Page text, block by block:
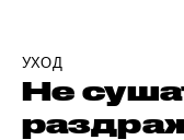
УХОД
Не